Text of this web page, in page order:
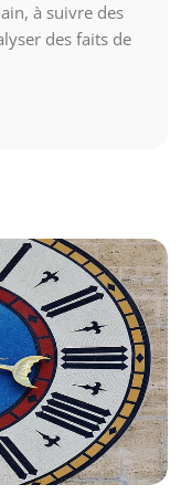
à suivre des
des faits de